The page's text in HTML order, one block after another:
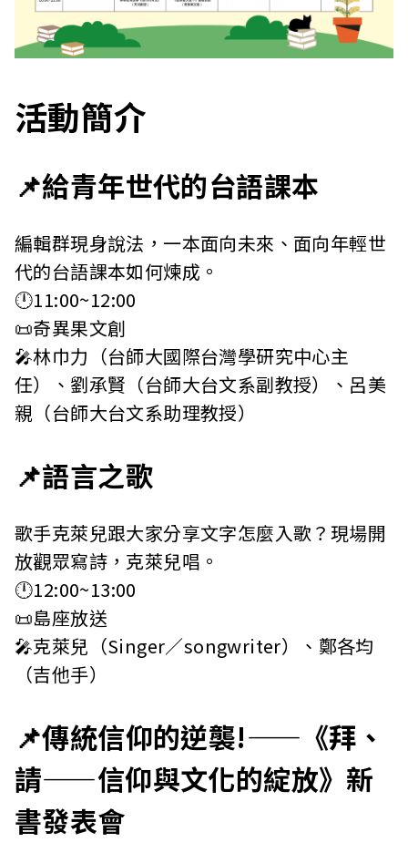
活動簡介
📌給青年世代的台語課本
編輯群現身說法，一本面向未來、面向年輕世
代的台語課本如何煉成。
🕛11:00~12:00
📜奇異果文創
🎤林巾力（台師大國際台灣學研究中心主
任）、劉承賢（台師大台文系副教授）、呂美
親（台師大台文系助理教授）
📌語言之歌
歌手克萊兒跟大家分享文字怎麼入歌？現場開
放觀眾寫詩，克萊兒唱。
🕛12:00~13:00
📜島座放送
🎤克萊兒（Singer／songwriter）、鄭各均
（吉他手）
📌傳統信仰的逆襲!——《拜、
請——信仰與文化的綻放》新
書發表會